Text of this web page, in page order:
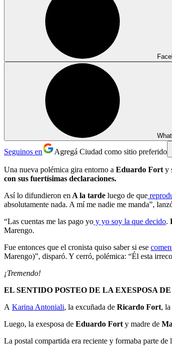
Seguinos en Agregá Ciudad como sitio preferido
Una nueva polémica gira entorno a Eduardo Fort y
con sus fuertísimas declaraciones.
Así lo difundieron en A la tarde luego de que
absolutamente nada. A mí me nadie me manda”,
“Las cuentas me las pago yo y yo soy la que decido.
Marengo.
Fue entonces que el cronista quiso saber si ese
Marengo)”, disparó. Y cerró, polémica: “Él esta
¡Tremendo!
EL SENTIDO POSTEO DE LA EXESPOSA
A Karina Antoniali, la excuñada de Ricardo Fort,
Luego, la exesposa de Eduardo Fort y madre de
La postal compartida era reciente y formaba parte